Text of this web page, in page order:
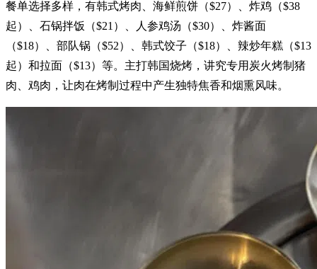
餐单选择多样，有韩式烤肉、海鲜煎饼（$27）、炸鸡（$38
起）、石锅拌饭（$21）、人参鸡汤（$30）、炸酱面
（$18）、部队锅（$52）、韩式饺子（$18）、辣炒年糕（$13
起）和拉面（$13）等。主打韩国烧烤，讲究专用炭火烤制猪
肉、鸡肉，让肉在烤制过程中产生独特焦香和烟熏风味。